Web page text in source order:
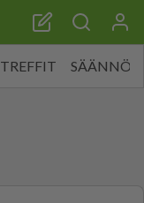
TREFFIT SÄÄNNÖT